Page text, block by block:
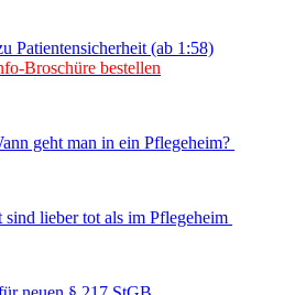
Patientensicherheit (ab 1:58)
Broschüre bestellen
geht man in ein Pflegeheim?
lieber tot als im Pflegeheim